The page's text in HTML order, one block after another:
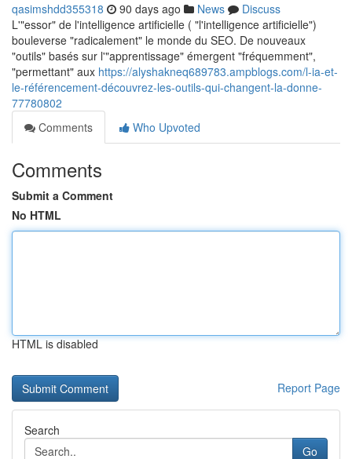
qasimshdd355318 90 days ago News
Discuss
L'"essor" de l'intelligence artificielle ( "l'intelligence artificielle")
bouleverse "radicalement" le monde du SEO. De nouveaux
"outils" basés sur l'"apprentissage" émergent "fréquemment",
"permettant" aux https://alyshakneq689783.ampblogs.com/l-ia-et-
le-référencement-découvrez-les-outils-qui-changent-la-donne-
77780802
Comments
Who Upvoted
Comments
Submit a Comment
No HTML
HTML is disabled
Report Page
Search
Go